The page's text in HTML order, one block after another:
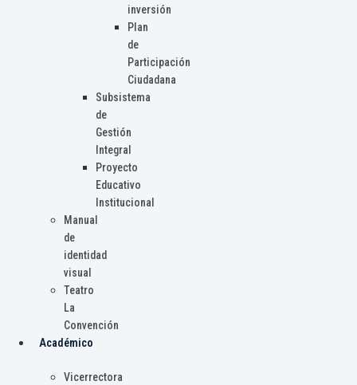
inversión
Plan
de
Participación
Ciudadana
Subsistema
de
Gestión
Integral
Proyecto
Educativo
Institucional
Manual
de
identidad
visual
Teatro
La
Convención
Académico
Vicerrectora